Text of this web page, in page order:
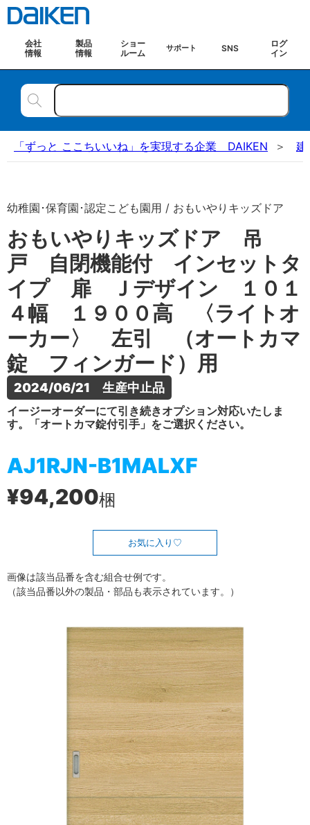
会社
情報
製品
情報
ショー
ルーム
サポート SNS
ログ
イン
「ずっと ここちいいね」を実現する企業 DAIKEN 建
幼稚園･保育園･認定こども園用 / おもいやりキッズドア
おもいやりキッズドア 吊
戸 自閉機能付 インセットタ
イプ 扉 Ｊデザイン １０１
４幅 １９００高 〈ライトオ
ーカー〉 左引 （オートカマ
錠 フィンガード）用
2024/06/21　生産中止品
イージーオーダーにて引き続きオプション対応いたしま
す。「オートカマ錠付引手」をご選択ください。
AJ1RJN-B1MALXF
¥94,200梱
お気に入り
画像は該当品番を含む組合せ例です。
（該当品番以外の製品・部品も表示されています。）